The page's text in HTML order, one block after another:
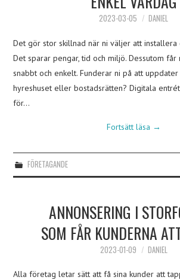
2023-03-05 DANIEL
Det gör stor skillnad när ni väljer att
Det sparar pengar, tid och miljö. Dessutom
snabbt och enkelt. Funderar ni på att
hyreshuset eller bostadsrätten? Digitala
för…
Fortsätt läsa →
FÖRETAGANDE
ANNONSERING I
SOM FÅR KUNDERNA
2023-01-09 DANIEL
Alla företag letar sätt att få sina kunder att